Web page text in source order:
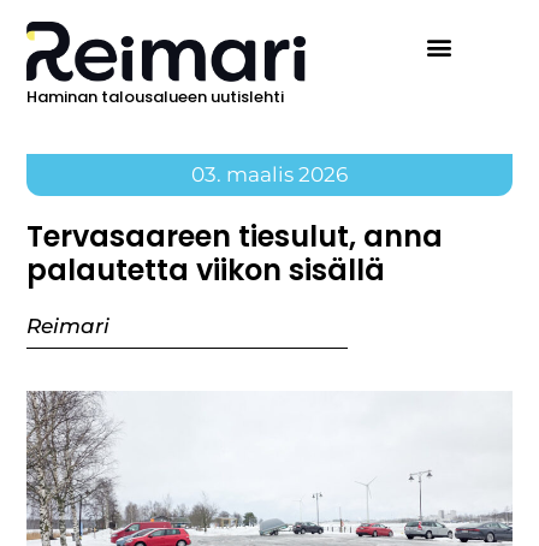
Haminan talousalueen uutislehti
03. maalis 2026
Tervasaareen tiesulut, anna
palautetta viikon sisällä
Reimari